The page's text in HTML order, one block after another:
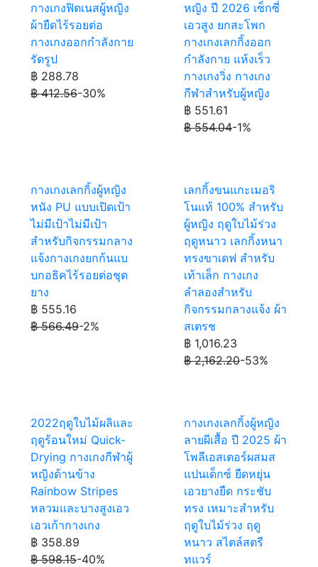
กางเกงฟิตเนสผู้หญิง
ผ้ายืดไร้รอยต่อ
กางเกงออกกำลังกาย
รัดรูป
฿ 288.78
฿ 412.56-30%
หญิง ปี 2026 เซ็กซี่
เอวสูง ยกสะโพก
กางเกงเลกกิ้งออก
กำลังกาย แห้งเร็ว
กางเกงวิ่ง กางเกง
กีฬาสำหรับผู้หญิง
฿ 551.61
฿ 554.04-1%
กางเกงเลกกิ้งผู้หญิง
หนัง PU แบบเปิดเป้า
ไม่มีเป้าไม่มีเป้า
สำหรับกิจกรรมกลาง
แจ้งกางเกงยกก้นแบ
บกอธิคไร้รอยต่อชุด
ยาง
฿ 555.16
฿ 566.49-2%
เลกกิ้งขนแกะเมอริ
โนแท้ 100% สำหรับ
ผู้หญิง ฤดูใบไม้ร่วง
ฤดูหนาว เลกกิ้งหนา
ทรงขาเดฟ สำหรับ
เท้าเล็ก กางเกง
ลำลองสำหรับ
กิจกรรมกลางแจ้ง ผ้า
สเตรช
฿ 1,016.23
฿ 2,162.20-53%
2022ฤดูใบไม้ผลิและ
ฤดูร้อนใหม่ Quick-
Drying กางเกงกีฬาผู้
หญิงด้านข้าง
Rainbow Stripes
หลวมและบางสูงเอว
เอวเก้ากางเกง
฿ 358.89
฿ 598.15-40%
กางเกงเลกกิ้งผู้หญิง
ลายผีเสื้อ ปี 2025 ผ้า
โพลีเอสเตอร์ผสมส
แปนเด็กซ์ ยืดหยุ่น
เอวยางยืด กระชับ
ทรง เหมาะสำหรับ
ฤดูใบไม้ร่วง ฤดู
หนาว สไตล์สตรี
ทแวร์